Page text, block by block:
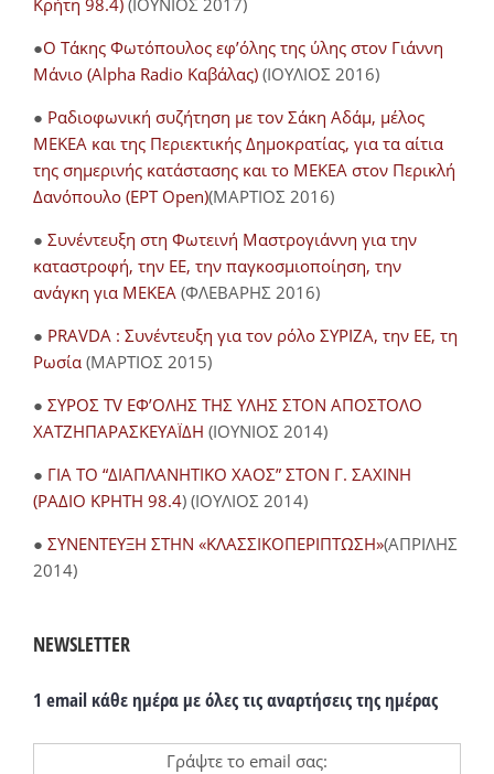
Κρήτη 98.4) (ΙΟΥΝΙΟΣ 2017)
●O Τάκης Φωτόπουλος εφ’όλης της ύλης στον Γιάννη
Μάνιο (Alpha Radio Καβάλας) (ΙΟΥΛΙΟΣ 2016)
● Ραδιοφωνική συζήτηση με τον Σάκη Αδάμ, μέλος
ΜΕΚΕΑ και της Περιεκτικής Δημοκρατίας, για τα αίτια
της σημερινής κατάστασης και το ΜΕΚΕΑ στον Περικλή
Δανόπουλο (ΕΡΤ Open)(ΜΑΡΤΙΟΣ 2016)
● Συνέντευξη στη Φωτεινή Μαστρογιάννη για την
καταστροφή, την ΕΕ, την παγκοσμιοποίηση, την
ανάγκη για ΜΕΚΕΑ (ΦΛΕΒΑΡΗΣ 2016)
● PRAVDA : Συνέντευξη για τον ρόλο ΣΥΡΙΖΑ, την ΕΕ, τη
Ρωσία (ΜΑΡΤΙΟΣ 2015)
● ΣΥΡΟΣ TV ΕΦ’ΟΛΗΣ ΤΗΣ ΥΛΗΣ ΣΤΟΝ ΑΠΟΣΤΟΛΟ
ΧΑΤΖΗΠΑΡΑΣΚΕΥΑΪΔΗ (ΙΟΥΝΙΟΣ 2014)
● ΓΙΑ ΤΟ “ΔΙΑΠΛΑΝΗΤΙΚΟ ΧΑΟΣ” ΣΤΟΝ Γ. ΣΑΧΙΝΗ
(ΡΑΔΙΟ ΚΡΗΤΗ 98.4) (ΙΟΥΛΙΟΣ 2014)
● ΣΥΝΕΝΤΕΥΞΗ ΣΤΗΝ «ΚΛΑΣΣΙΚΟΠΕΡΙΠΤΩΣΗ»(ΑΠΡΙΛΗΣ
2014)
NEWSLETTER
1 email κάθε ημέρα με όλες τις αναρτήσεις της ημέρας
Γράψτε το email σας: